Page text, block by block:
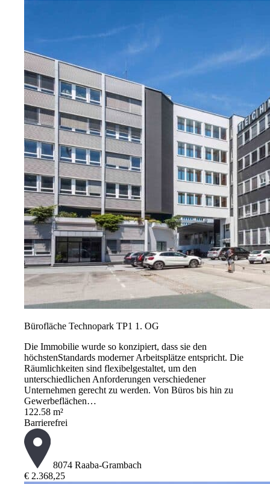
Bürofläche Technopark TP1 1. OG
Die Immobilie wurde so konzipiert, dass sie den
höchstenStandards moderner Arbeitsplätze entspricht. Die
Räumlichkeiten sind flexibelgestaltet, um den
unterschiedlichen Anforderungen verschiedener
Unternehmen gerecht zu werden. Von Büros bis hin zu
Gewerbeflächen…
122.58 m²
Barrierefrei
8074 Raaba-Grambach
€ 2.368,25